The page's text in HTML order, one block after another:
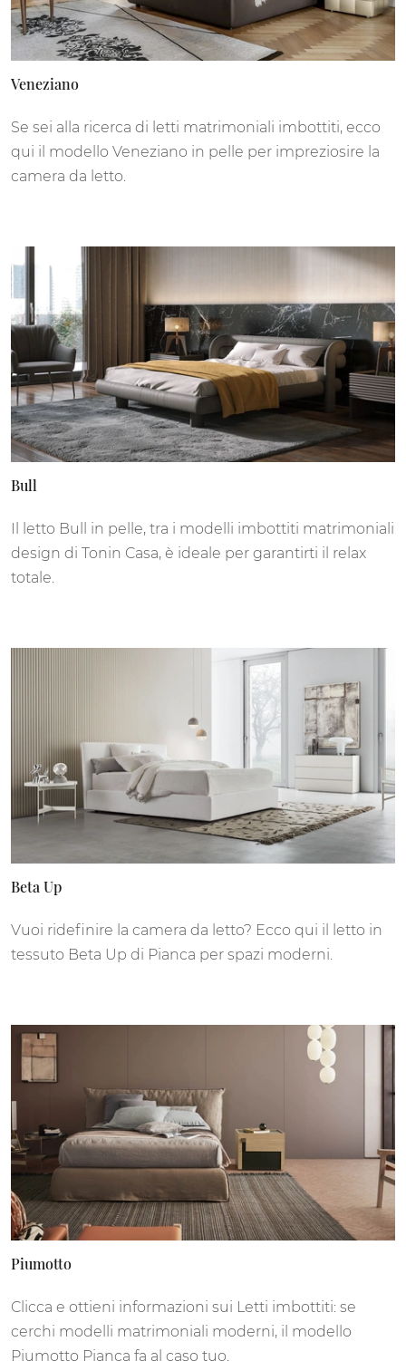
Veneziano
Se sei alla ricerca di letti matrimoniali imbottiti, ecco
qui il modello Veneziano in pelle per impreziosire la
camera da letto.
Bull
Il letto Bull in pelle, tra i modelli imbottiti matrimoniali
design di Tonin Casa, è ideale per garantirti il relax
totale.
Beta Up
Vuoi ridefinire la camera da letto? Ecco qui il letto in
tessuto Beta Up di Pianca per spazi moderni.
Piumotto
Clicca e ottieni informazioni sui Letti imbottiti: se
cerchi modelli matrimoniali moderni, il modello
Piumotto Pianca fa al caso tuo.